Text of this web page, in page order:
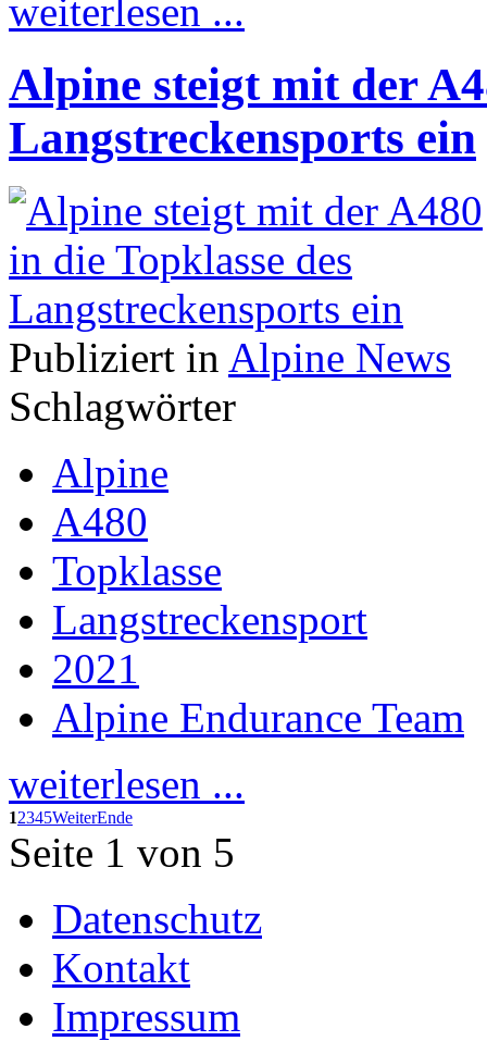
weiterlesen ...
Alpine steigt mit der
Langstreckensports ein
Publiziert in Alpine News
Schlagwörter
Alpine
A480
Topklasse
Langstreckensport
2021
Alpine Endurance Team
weiterlesen ...
12345WeiterEnde
Seite 1 von 5
Datenschutz
Kontakt
Impressum